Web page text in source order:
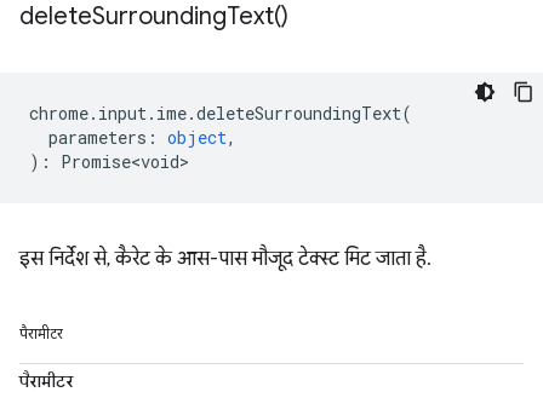
deleteSurroundingText()
chrome. input. ime.deleteSurroundingText(
parameters : object,
) : Promise<void>
इस निर्देश से, कैरेट के आस-पास मौजूद टेक्स्ट मिट जाता है.
पैरामीटर
पैरामीटर